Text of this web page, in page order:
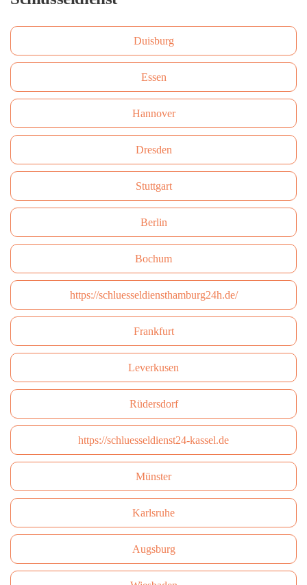
Duisburg
Essen
Hannover
Dresden
Stuttgart
Berlin
Bochum
https://schluesseldiensthamburg24h.de/
Frankfurt
Leverkusen
Rüdersdorf
https://schluesseldienst24-kassel.de
Münster
Karlsruhe
Augsburg